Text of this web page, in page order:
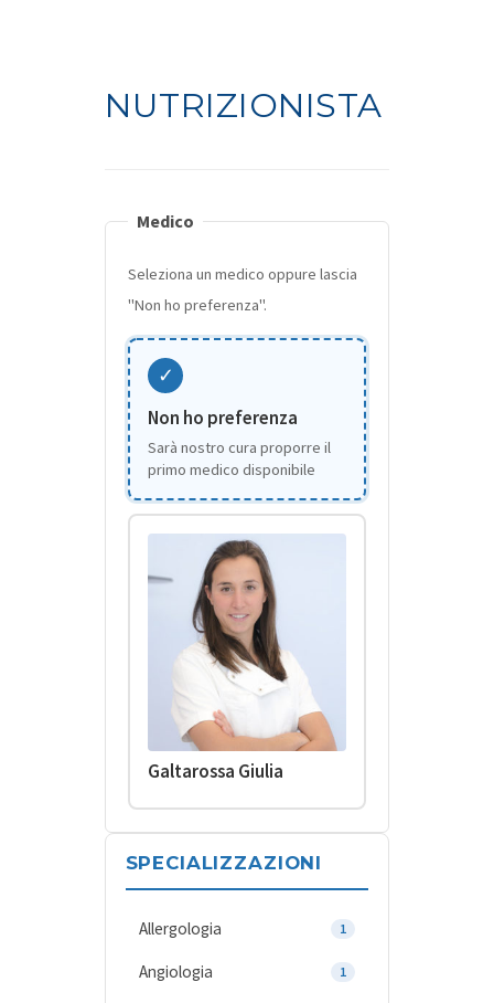
NUTRIZIONISTA
Medico
Seleziona un medico oppure lascia
"Non ho preferenza".
✓
Non ho preferenza
Sarà nostro cura proporre il
primo medico disponibile
Galtarossa Giulia
SPECIALIZZAZIONI
Allergologia 1
Angiologia 1